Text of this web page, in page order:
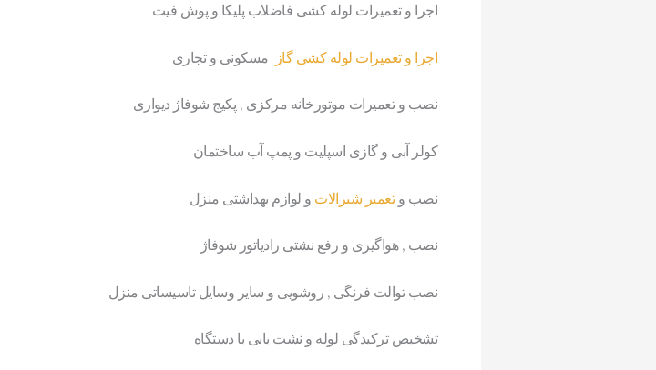
اجرا و تعمیرات لوله کشی فاضلاب پلیکا و پوش فیت
اجرا و تعمیرات لوله کشی گاز مسکونی و تجاری
نصب و تعمیرات موتورخانه مرکزی , پکیج شوفاژ دیواری
کولر آبی و گازی اسپلیت و پمپ آب ساختمان
نصب وتعمیر شیرالات و لوازم بهداشتی منزل
نصب , هواگیری و رفع نشتی رادیاتور شوفاژ
نصب توالت فرنگی , روشویی و سایر وسایل تاسیساتی منزل
تشخیص ترکیدگی لوله و نشت یابی با دستگاه